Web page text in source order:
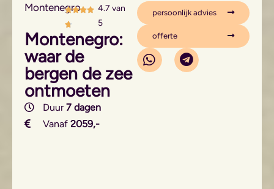
Montenegro
4.7 van
5
Montenegro:
waar de
bergen de zee
ontmoeten
Duur7 dagen
Vanaf 2059,-
persoonlijk advies
offerte